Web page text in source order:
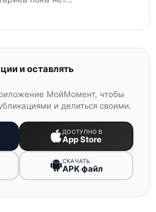
и оставлять
МойМомент, чтобы
и делиться своими.
ДОСТУПНО В
App Store
СКАЧАТЬ
APK файл